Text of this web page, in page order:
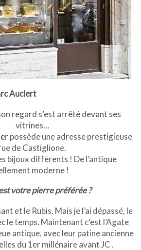
Auclert
regard s’est arrêté devant ses
vitrines…
r possède une adresse prestigieuse
de Castiglione.
bijoux différents ! De l’antique
moderne !
votre pierre préférée ?
et le Rubis. Mais je l’ai dépassé, le
le temps. Maintenant c’est l’Agate
antique, avec leur patine ancienne
du 1er millénaire avant JC .